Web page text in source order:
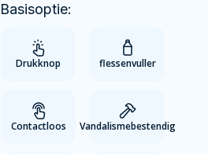
Basisoptie:
Drukknop flessenvuller
Contactloos Vandalismebestendig